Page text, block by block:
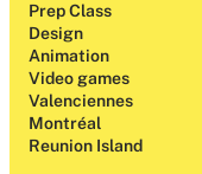
Prep Class
Design
Animation
Video games
Valenciennes
Montréal
Reunion Island